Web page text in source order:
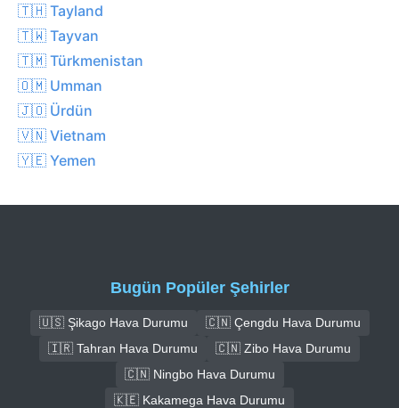
🇹🇭 Tayland
🇹🇼 Tayvan
🇹🇲 Türkmenistan
🇴🇲 Umman
🇯🇴 Ürdün
🇻🇳 Vietnam
🇾🇪 Yemen
Bugün Popüler Şehirler
🇺🇸 Şikago Hava Durumu
🇨🇳 Çengdu Hava Durumu
🇮🇷 Tahran Hava Durumu
🇨🇳 Zibo Hava Durumu
🇨🇳 Ningbo Hava Durumu
🇰🇪 Kakamega Hava Durumu